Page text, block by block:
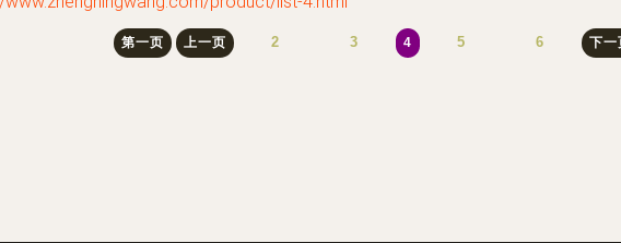
第一页 上一页 2 3 4 5 6 下一